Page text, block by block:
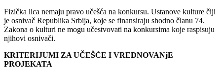
Fizička lica nemaju pravo učešća na konkursu. Ustanove kulture čiji
je osnivač Republika Srbija, koje se finansiraju shodno članu 74.
Zakona o kulturi ne mogu učestvovati na konkursima koje raspisuju
njihovi osnivači.
KRITERIJUMI ZA UČEŠĆE I VREDNOVANjE
PROJEKATA